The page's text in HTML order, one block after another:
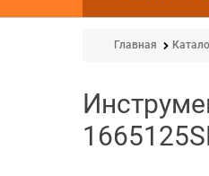
Главная